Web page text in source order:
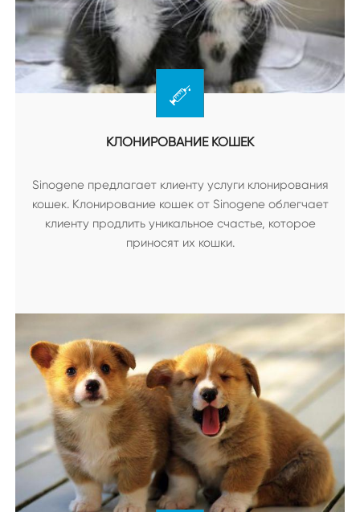
КЛОНИРОВАНИЕ КОШЕК
Sinogene предлагает клиенту услуги клонирования
кошек. Клонирование кошек от Sinogene облегчает
клиенту продлить уникальное счастье, которое
приносят их кошки.